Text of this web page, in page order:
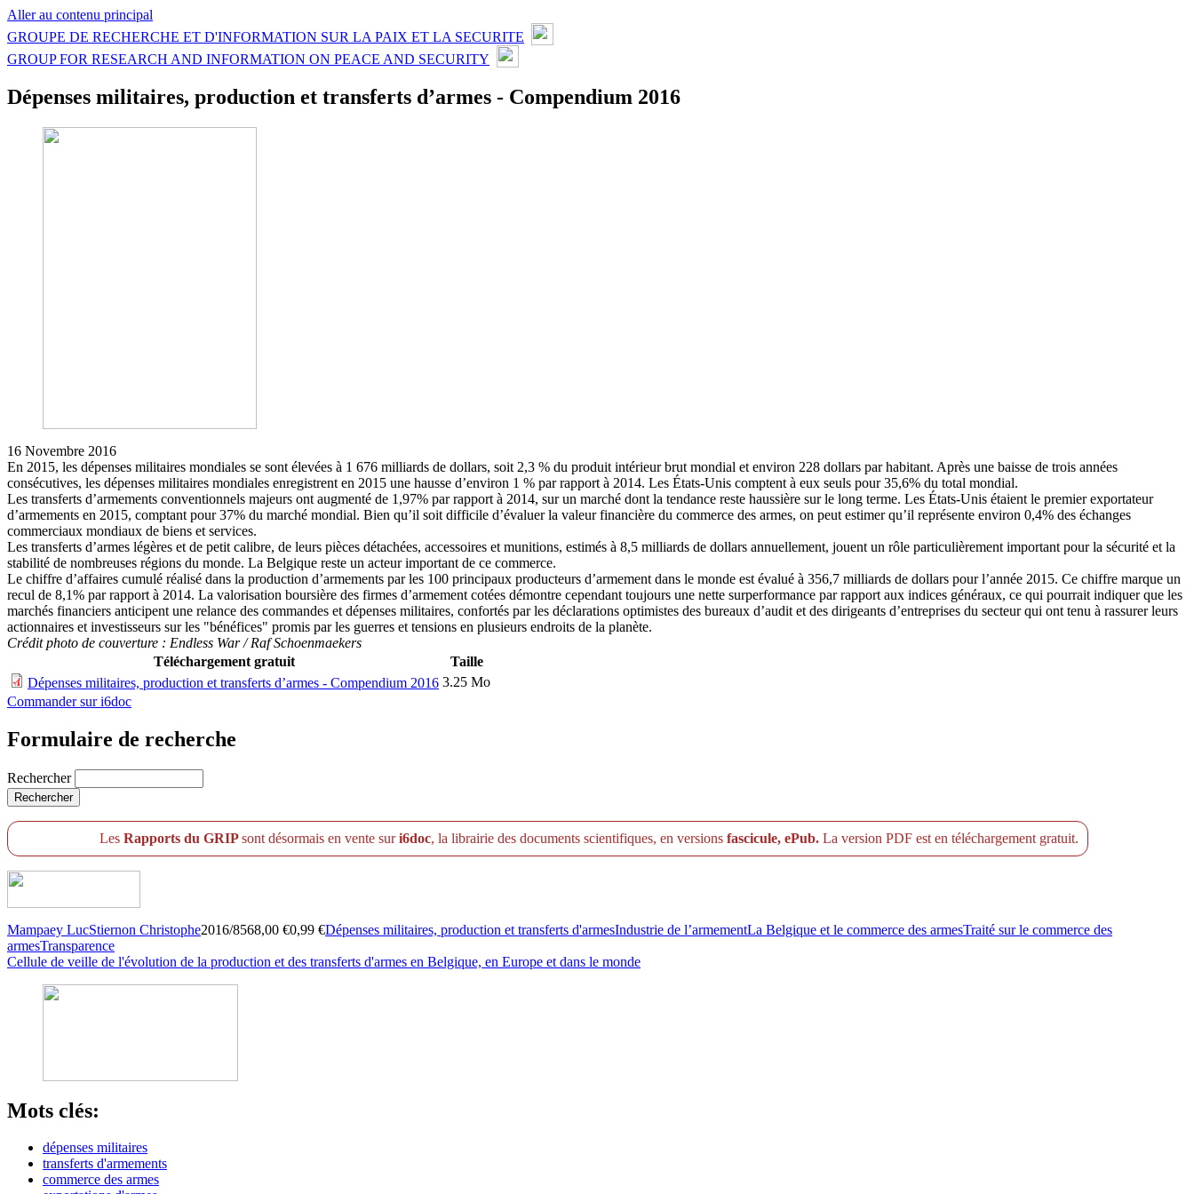
Aller au contenu principal
GROUPE DE RECHERCHE ET D'INFORMATION SUR LA PAIX ET LA SECURITE
GROUP FOR RESEARCH AND INFORMATION ON PEACE AND SECURITY
Dépenses militaires, production et transferts d’armes - Compendium 2016
16 Novembre 2016
En 2015, les dépenses militaires mondiales se sont élevées à 1 676 milliards de dollars, soit 2,3 % du produit intérieur brut mondial et environ 228 dollars par habitant. Après une baisse de trois années
consécutives, les dépenses militaires mondiales enregistrent en 2015 une hausse d’environ 1 % par rapport à 2014. Les États-Unis comptent à eux seuls pour 35,6% du total mondial.
Les transferts d’armements conventionnels majeurs ont augmenté de 1,97% par rapport à 2014, sur un marché dont la tendance reste haussière sur le long terme. Les États-Unis étaient le premier exportateur
d’armements en 2015, comptant pour 37% du marché mondial. Bien qu’il soit difficile d’évaluer la valeur financière du commerce des armes, on peut estimer qu’il représente environ 0,4% des échanges
commerciaux mondiaux de biens et services.
Les transferts d’armes légères et de petit calibre, de leurs pièces détachées, accessoires et munitions, estimés à 8,5 milliards de dollars annuellement, jouent un rôle particulièrement important pour la sécurité et la
stabilité de nombreuses régions du monde. La Belgique reste un acteur important de ce commerce.
Le chiffre d’affaires cumulé réalisé dans la production d’armements par les 100 principaux producteurs d’armement dans le monde est évalué à 356,7 milliards de dollars pour l’année 2015. Ce chiffre marque un
recul de 8,1% par rapport à 2014. La valorisation boursière des firmes d’armement cotées démontre cependant toujours une nette surperformance par rapport aux indices généraux, ce qui pourrait indiquer que les
marchés financiers anticipent une relance des commandes et dépenses militaires, confortés par les déclarations optimistes des bureaux d’audit et des dirigeants d’entreprises du secteur qui ont tenu à rassurer leurs
actionnaires et investisseurs sur les "bénéfices" promis par les guerres et tensions en plusieurs endroits de la planète.
Crédit photo de couverture : Endless War / Raf Schoenmaekers
Téléchargement gratuit
Taille
Dépenses militaires, production et transferts d’armes - Compendium 2016 3.25 Mo
Commander sur i6doc
Formulaire de recherche
Rechercher
Les Rapports du GRIPsont désormais en vente suri6doc, la librairie des documents scientifiques, en versions fascicule, ePub. La version PDF est en téléchargement gratuit.
Mampaey LucStiernon Christophe2016/8568,00 €0,99 €Dépenses militaires, production et transferts d'armesIndustrie de l’armementLa Belgique et le commerce des armesTraité sur le commerce des
armesTransparence
Cellule de veille de l'évolution de la production et des transferts d'armes en Belgique, en Europe et dans le monde
Mots clés:
dépenses militaires
transferts d'armements
commerce des armes